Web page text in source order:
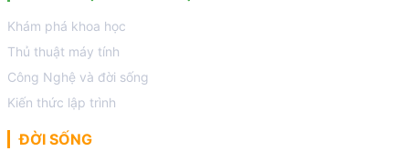
Khám phá khoa học
Thủ thuật máy tính
Công Nghệ và đời sống
Kiến thức lập trình
ĐỜI SỐNG